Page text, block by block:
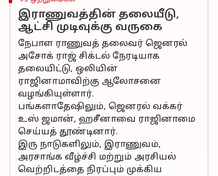
இராணுவத்தின் தலையீடு,
ஆட்சி முடிவுக்கு வருகை
நேபாள ராணுவத் தலைவர் ஜெனரல்
அசோக் ராஜ் சிக்டல் நேரடியாக
தலையிட்டு, ஒலியின்
ராஜினாமாவிற்கு ஆலோசனை
வழங்கியுள்ளார்.
பங்களாதேஷிலும், ஜெனரல் வக்கர்
உஸ் ஜமான், ஹசீனாவை ராஜினாமை
செய்யத் தூண்டினார்.
இரு நாடுகளிலும், இராணுவம்,
அரசாங்க வீழ்ச்சி மற்றும் அரசியல்
வெற்றிடத்தை நிரப்பும் முக்கிய